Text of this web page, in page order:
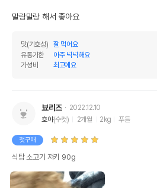
말랑말랑 해서 좋아요
맛(기호성)
잘 먹어요
유통기한
아주 넉넉해요
가성비
최고에요
뵤리즈
2022.12.10
호야(수컷) 2개월 2kg 푸들
첫구매
식탐 소고기 져키 90g